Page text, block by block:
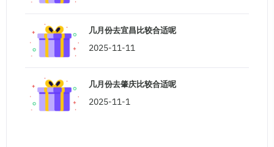
几月份去宜昌比较合适呢
2025-11-11
几月份去肇庆比较合适呢
2025-11-1